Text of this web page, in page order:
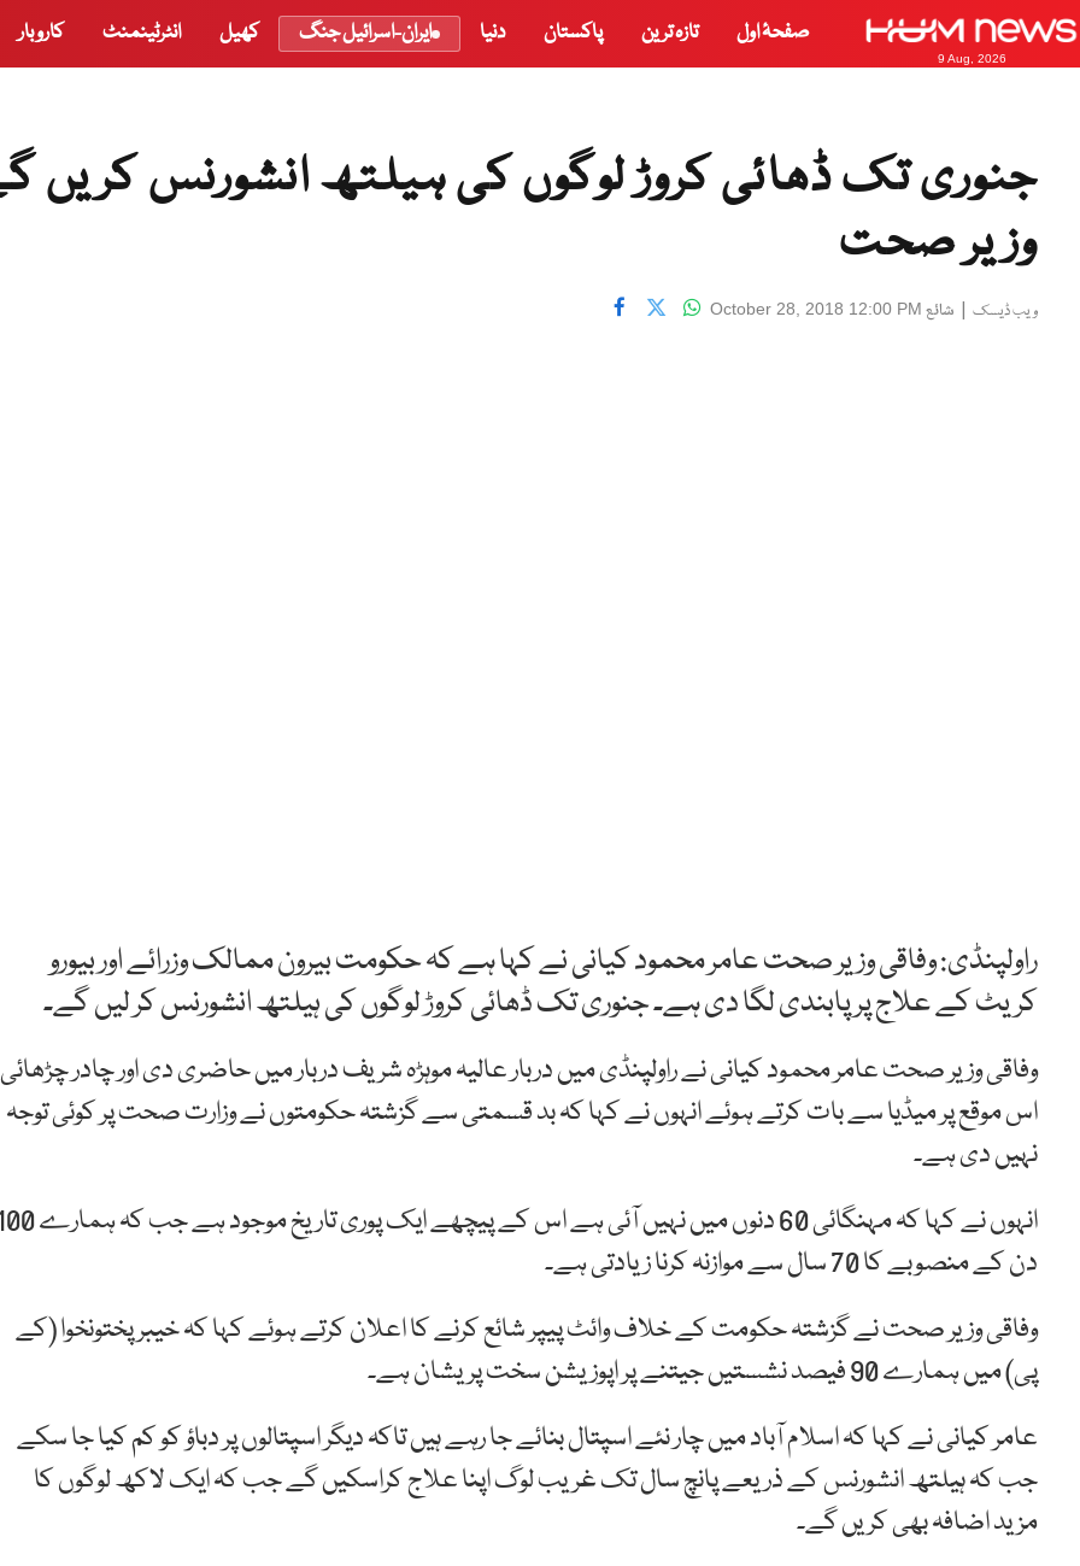
9 Aug, 2026
صفحۂ اول تازہ ترین پاکستان دنیا ایران-اسرائیل جنگ کھیل انٹرٹینمنٹ کاروبار
جنوری تک ڈھائی کروڑ لوگوں کی ہیلتھ انشورنس کریں
وزیر صحت
ویب ڈیسک | شائع October 28, 2018 12:00 PM
راولپنڈی: وفاقی وزیر صحت عامر محمود کیانی نے کہا ہے کہ حکومت بیرون ممالک وزرائے اور بیورو
کریٹ کے علاج پر پابندی لگا دی ہے۔ جنوری تک ڈھائی کروڑ لوگوں کی ہیلتھ انشورنس کر لیں گے۔
وفاقی وزیر صحت عامر محمود کیانی نے راولپنڈی میں دربار عالیہ موہڑہ شریف دربار میں حاضری دی اور چادر
اس موقع پر میڈیا سے بات کرتے ہوئے انہوں نے کہا کہ بد قسمتی سے گزشتہ حکومتوں نے وزارت صحت پر کوئی توجہ
نہیں دی ہے۔
انہوں نے کہا کہ مہنگائی 60 دنوں میں نہیں آئی ہے اس کے پیچھے ایک پوری
دن کے منصوبے کا 70 سال سے موازنہ کرنا زیادتی ہے۔
وفاقی وزیر صحت نے گزشتہ حکومت کے خلاف وائٹ پیپر شائع کرنے کا اعلان کرتے ہوئے کہا کہ خیبر پختونخوا (کے
پی) میں ہمارے 90 فیصد نشستیں جیتنے پر اپوزیشن سخت پریشان ہے۔
عامر کیانی نے کہا کہ اسلام آباد میں چار نئے اسپتال بنائے جا رہے ہیں تاکہ دیگر اسپتالوں پر دباؤ کو کم کیا جا سکے
جب کہ ہیلتھ انشورنس کے ذریعے پانچ سال تک غریب لوگ اپنا علاج کراسکیں گے جب کہ ایک لاکھ لوگوں کا
مزید اضافہ بھی کریں گے۔